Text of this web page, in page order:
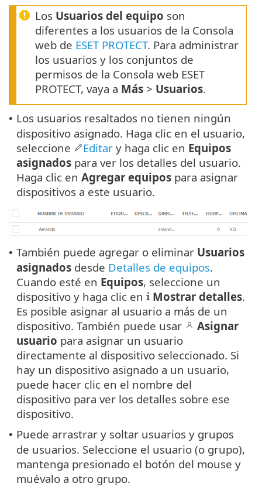
Los Usuarios del equipo son
diferentes a los usuarios de la Consola
web de ESET PROTECT. Para administrar
los usuarios y los conjuntos de
permisos de la Consola web ESET
PROTECT, vaya a Más > Usuarios.
• Los usuarios resaltados no tienen ningún
dispositivo asignado. Haga clic en el usuario,
seleccione
Editar y haga clic en Equipos
asignados para ver los detalles del usuario.
Haga clic en Agregar equipos para asignar
dispositivos a este usuario.
• También puede agregar o eliminar Usuarios
asignados desde Detalles de equipos.
Cuando esté en Equipos, seleccione un
dispositivo y haga clic en
Mostrar detalles.
Es posible asignar al usuario a más de un
dispositivo. También puede usar
Asignar
usuario para asignar un usuario
directamente al dispositivo seleccionado. Si
hay un dispositivo asignado a un usuario,
puede hacer clic en el nombre del
dispositivo para ver los detalles sobre ese
dispositivo.
• Puede arrastrar y soltar usuarios y grupos
de usuarios. Seleccione el usuario (o grupo),
mantenga presionado el botón del mouse y
muévalo a otro grupo.